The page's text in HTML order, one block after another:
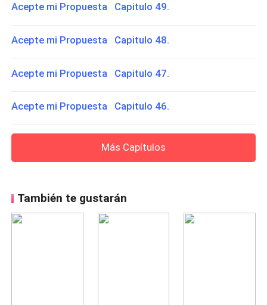
Acepte mi Propuesta Capitulo 49.
Acepte mi Propuesta Capitulo 48.
Acepte mi Propuesta Capitulo 47.
Acepte mi Propuesta Capitulo 46.
Más Capítulos
También te gustarán